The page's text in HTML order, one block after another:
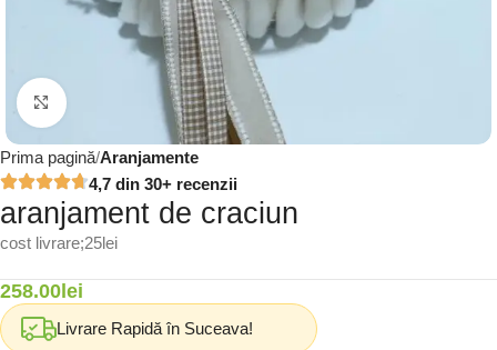
Click to enlarge
Prima pagină Aranjamente
4,7 din 30+ recenzii
aranjament de craciun
cost livrare;25lei
258.00lei
Livrare Rapidă în Suceava!